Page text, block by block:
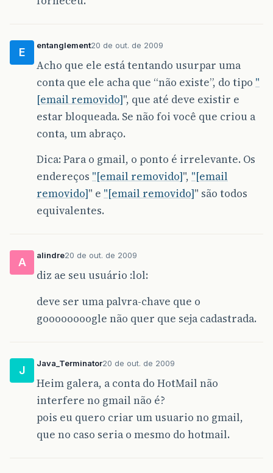
E
entanglement20 de out. de 2009
Acho que ele está tentando usurpar uma
conta que ele acha que “não existe”, do tipo "
[email removido]", que até deve existir e
estar bloqueada. Se não foi você que criou a
conta, um abraço.
Dica: Para o gmail, o ponto é irrelevante. Os
endereços "[email removido]", "[email
removido]" e "[email removido]" são todos
equivalentes.
A
alindre20 de out. de 2009
diz ae seu usuário :lol:
deve ser uma palvra-chave que o
goooooooogle não quer que seja cadastrada.
J
Java_Terminator20 de out. de 2009
Heim galera, a conta do HotMail não
interfere no gmail não é?
pois eu quero criar um usuario no gmail,
que no caso seria o mesmo do hotmail.